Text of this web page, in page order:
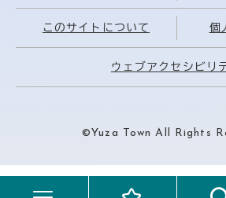
このサイトについて 個
ウェブアクセシビリ
©Yuza Town All Rights